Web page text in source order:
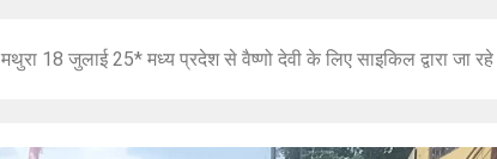
मथुरा 18 जुलाई 25* मध्य प्रदेश से वैष्णो देवी के लिए साइकिल द्वारा जा